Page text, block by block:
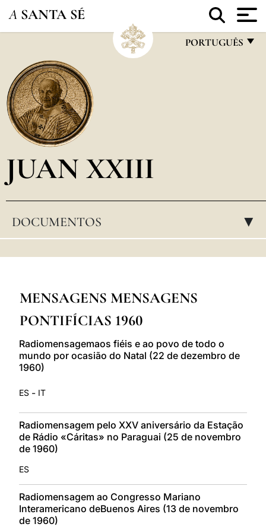
A SANTA SÉ
PORTUGUÊS
POLSKI
JUAN XXIII
DOCUMENTOS ▸
MENSAGENS MENSAGENS
PONTIFÍCIAS 1960
Radiomensagemaos fiéis e ao povo de todo o
mundo por ocasião do Natal (22 de dezembro de
1960)
ES - IT
Radiomensagem pelo XXV aniversário da Estação
de Rádio «Cáritas» no Paraguai (25 de novembro
de 1960)
ES
Radiomensagem ao Congresso Mariano
Interamericano deBuenos Aires (13 de novembro
de 1960)